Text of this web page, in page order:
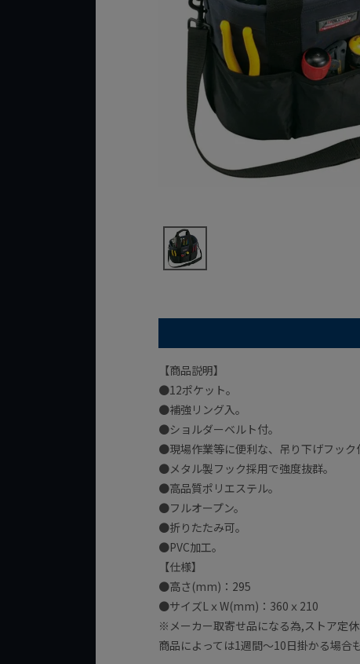
【商品説明】
●12ポケット。
●補強リング入。
●ショルダーベルト付。
●現場作業等に便利な、吊り下げフック
●メタル製フック採用で強度抜群。
●高品質ポリエステル。
●フルオープン。
●折りたたみ可。
●PVC加工。
【仕様】
●高さ(mm)：295
●サイズLｘW(mm)：360ｘ210
※メーカー取寄せ品になる為,ストア定
商品によっては1週間～10日掛かる場合